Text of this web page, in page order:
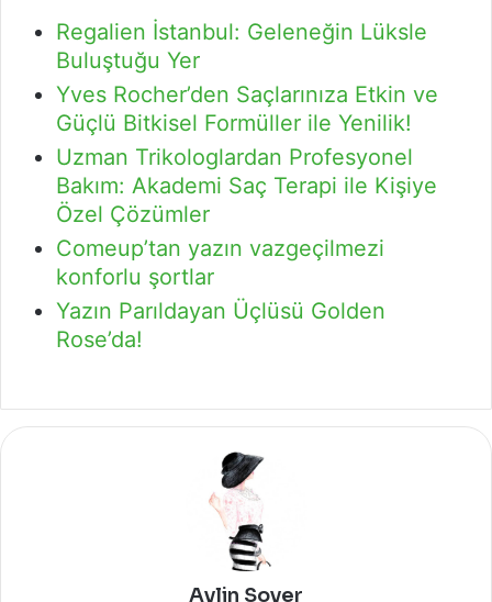
Regalien İstanbul: Geleneğin Lüksle
Buluştuğu Yer
Yves Rocher’den Saçlarınıza Etkin ve
Güçlü Bitkisel Formüller ile Yenilik!
Uzman Trikologlardan Profesyonel
Bakım: Akademi Saç Terapi ile Kişiye
Özel Çözümler
Comeup’tan yazın vazgeçilmezi
konforlu şortlar
Yazın Parıldayan Üçlüsü Golden
Rose’da!
Aylin Soyer